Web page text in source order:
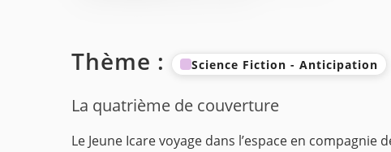
Thème : Science Fiction - Anticipation
La quatrième de couverture
Le Jeune Icare voyage dans l’espace en